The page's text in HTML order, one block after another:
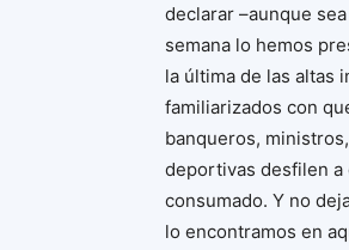
declarar –aunque
semana lo hemos
la última de las altas
familiarizados con
banqueros,
deportivas desfilen a
consumado. Y no
lo encontramos en